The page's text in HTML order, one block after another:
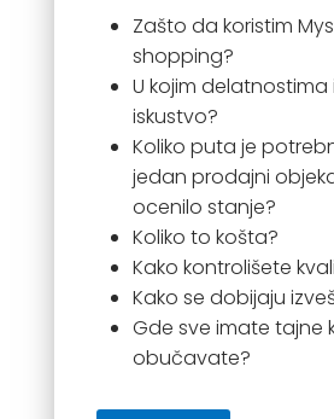
Zašto da koristim
shopping?
U kojim
iskustvo?
Koliko puta je
jedan prodajni
ocenilo stanje?
Koliko to košta?
Kako kontrolišete
Kako se dobijaju
Gde sve imate tajne
obučavate?